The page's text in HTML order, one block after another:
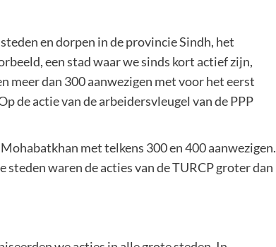
en dorpen in de provincie Sindh, het
een stad waar we sinds kort actief zijn,
meer dan 300 aanwezigen met voor het eerst
de actie van de arbeidersvleugel van de PPP
met telkens 300 en 400 aanwezigen.
waren de acties van de TURCP groter dan